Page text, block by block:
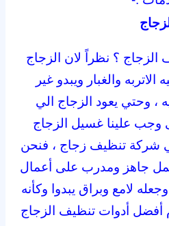
؟ نظراً لان الزجاج
والغبار ويبدو غير
، وحتي يعود الزجاج الي
وجب علينا غسيل الزجاج
شركة تنظيف زجاج ، فنحن
عمل جاهز ومدرب على أعمال
لامع وبراق يبدوا وكأنه
أفضل أدوات تنظيف الزجاج